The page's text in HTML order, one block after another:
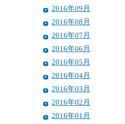
2016年09月
2016年08月
2016年07月
2016年06月
2016年05月
2016年04月
2016年03月
2016年02月
2016年01月